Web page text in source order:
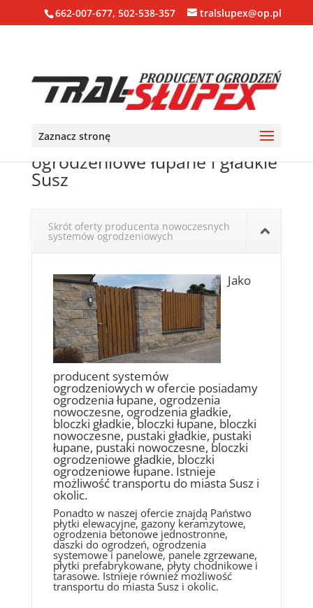
662-007-677, 502-538-357 tralslupex@op.pl
Zaznacz stronę
Ogrodzenia, bloczki, pustaki
ogrodzeniowe łupane i gładkie
Susz
Skrót oferty producenta nowoczesnych
systemów ogrodzeniowych
Jako
producent systemów
ogrodzeniowych w ofercie posiadamy
ogrodzenia łupane, ogrodzenia
nowoczesne, ogrodzenia gładkie,
bloczki gładkie, bloczki łupane, bloczki
nowoczesne, pustaki gładkie, pustaki
łupane, pustaki nowoczesne, bloczki
ogrodzeniowe gładkie, bloczki
ogrodzeniowe łupane. Istnieje
możliwość transportu do miasta Susz i
okolic.
Ponadto w naszej ofercie znajdą Państwo
płytki elewacyjne, gazony keramzytowe,
ogrodzenia betonowe jednostronne,
daszki do ogrodzeń, ogrodzenia
systemowe i panelowe, panele zgrzewane,
płytki prefabrykowane, płyty chodnikowe i
tarasowe. Istnieje również możliwość
transportu do miasta Susz i okolic.